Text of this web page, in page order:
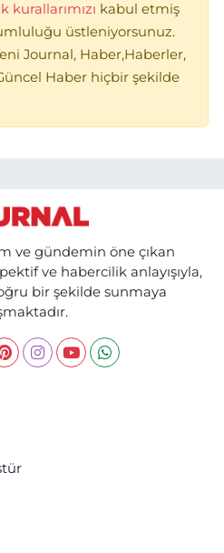
kurallarımızı kabul etmiş
üstleniyorsunuz.
Journal, Haber,Haberler,
Haber hiçbir şekilde
ve gündemin öne çıkan
ve habercilik anlayışıyla,
bir şekilde sunmaya